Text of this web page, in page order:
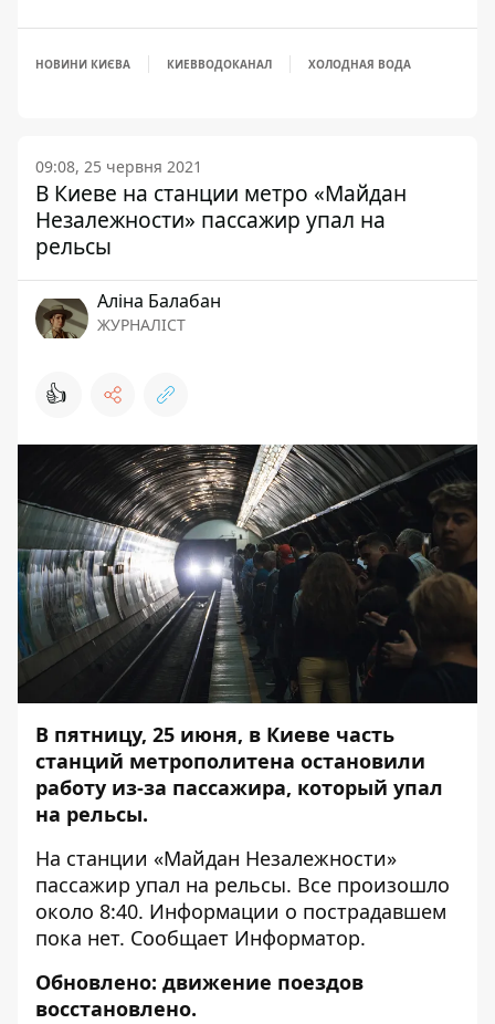
НОВИНИ КИЄВА КИЕВВОДОКАНАЛ ХОЛОДНАЯ ВОДА
09:08, 25 червня 2021
В Киеве на станции метро «Майдан
Незалежности» пассажир упал на
рельсы
Аліна Балабан
ЖУРНАЛІСТ
👍
В пятницу, 25 июня, в Киеве часть
станций метрополитена остановили
работу из-за пассажира, который упал
на рельсы.
На станции «Майдан Незалежности»
пассажир упал на рельсы. Все произошло
около 8:40. Информации о пострадавшем
пока нет. Сообщает Информатор.
Обновлено: движение поездов
восстановлено.